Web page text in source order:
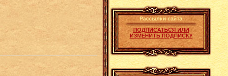
Рассылки сайта
ПОДПИСАТЬСЯ ИЛИ
ИЗМЕНИТЬ ПОДПИСКУ